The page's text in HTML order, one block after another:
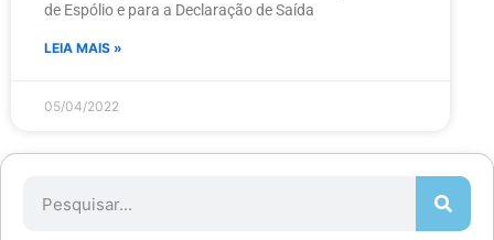
de Espólio e para a Declaração de Saída
LEIA MAIS »
05/04/2022